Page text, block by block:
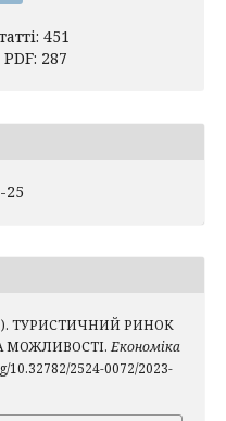
451
287
25
ТУРИСТИЧНИЙ РИНОК
МОЖЛИВОСТІ. Економіка
10.32782/2524-0072/2023-